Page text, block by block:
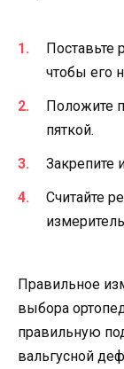
Поставьте
чтобы его
Положите
пяткой.
Закрепите
Считайте
Правильное
выбора
правильную
вальгусной